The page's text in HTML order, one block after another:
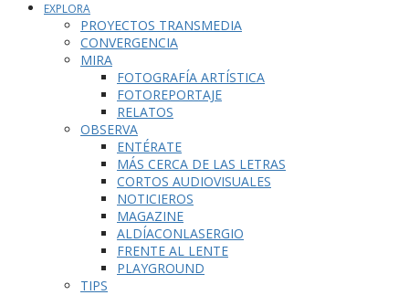
EXPLORA
PROYECTOS TRANSMEDIA
CONVERGENCIA
MIRA
FOTOGRAFÍA ARTÍSTICA
FOTOREPORTAJE
RELATOS
OBSERVA
ENTÉRATE
MÁS CERCA DE LAS LETRAS
CORTOS AUDIOVISUALES
NOTICIEROS
MAGAZINE
ALDÍACONLASERGIO
FRENTE AL LENTE
PLAYGROUND
TIPS